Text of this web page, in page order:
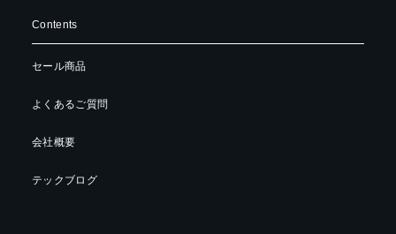
Contents
セール商品
よくあるご質問
会社概要
テックブログ